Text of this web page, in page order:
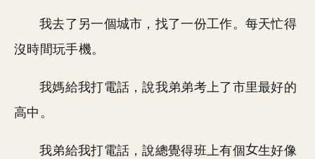
我去了另一個城市，找了一份工作。每天忙得
沒時間玩手機。
我媽給我打電話，說我弟弟考上了市里最好的
高中。
我弟給我打電話，說總覺得班上有個
生好像